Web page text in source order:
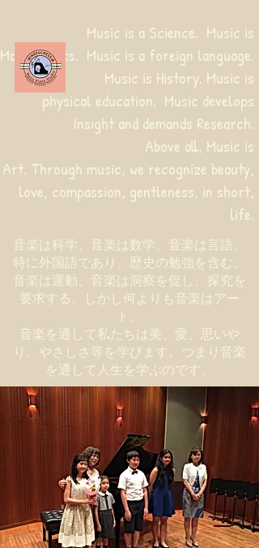
音楽は科学、音楽は数学、音楽は言語、
特に外国語であり、歴史の勉強を含む。
音楽は運動、音楽は洞察を促し、探究を
要求する。しかし何よりも音楽はアー
ト。
音楽を通して私たちは美、愛、思いや
り、やさしさ等を学びます。つまり音楽
を通して人生を学ぶのです。
Music is a Science. Music is
Mathematics. Music is a foreign language.
Music is History. Music is
physical education. Music develops
Insight and demands Research.
Above all, Music is
Art. Through music, we recognize beauty,
love, compassion, gentleness, in short,
life.